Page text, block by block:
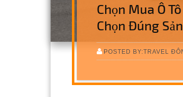
Chọn Mua Ô
Chọn Đúng
POSTED BY:TRAVEL